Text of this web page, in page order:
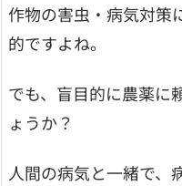
作物の害虫・病気対策
的ですよね。
でも、盲目的に農薬に
ょうか？
人間の病気と一緒で、